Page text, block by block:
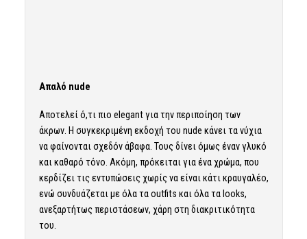
Απαλό nude
Αποτελεί ό,τι πιο elegant για τηνπεριποίηση των
άκρων. Η συγκεκριμένη εκδοχή του nude κάνει τα νύχια
να φαίνονται σχεδόν άβαφα. Τους δίνει όμως έναν γλυκό
και καθαρό τόνο. Ακόμη, πρόκειται για ένα χρώμα, που
κερδίζει τις εντυπώσεις χωρίς να είναι κάτι κραυγαλέο,
ενώ συνδυάζεται με όλα τα outfits και όλα τα looks,
ανεξαρτήτως περιστάσεων, χάρη στη διακριτικότητα
του.